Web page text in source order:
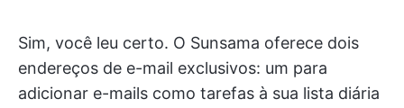
Sim, você leu certo. O Sunsama oferece dois
endereços de e-mail exclusivos: um para
adicionar e-mails como tarefas à sua lista diária